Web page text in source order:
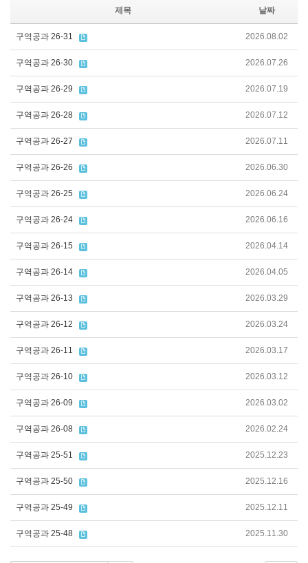
제목 날짜
구역공과 26-31 2026.08.02
구역공과 26-30 2026.07.26
구역공과 26-29 2026.07.19
구역공과 26-28 2026.07.12
구역공과 26-27 2026.07.11
구역공과 26-26 2026.06.30
구역공과 26-25 2026.06.24
구역공과 26-24 2026.06.16
구역공과 26-15 2026.04.14
구역공과 26-14 2026.04.05
구역공과 26-13 2026.03.29
구역공과 26-12 2026.03.24
구역공과 26-11 2026.03.17
구역공과 26-10 2026.03.12
구역공과 26-09 2026.03.02
구역공과 26-08 2026.02.24
구역공과 25-51 2025.12.23
구역공과 25-50 2025.12.16
구역공과 25-49 2025.12.11
구역공과 25-48 2025.11.30